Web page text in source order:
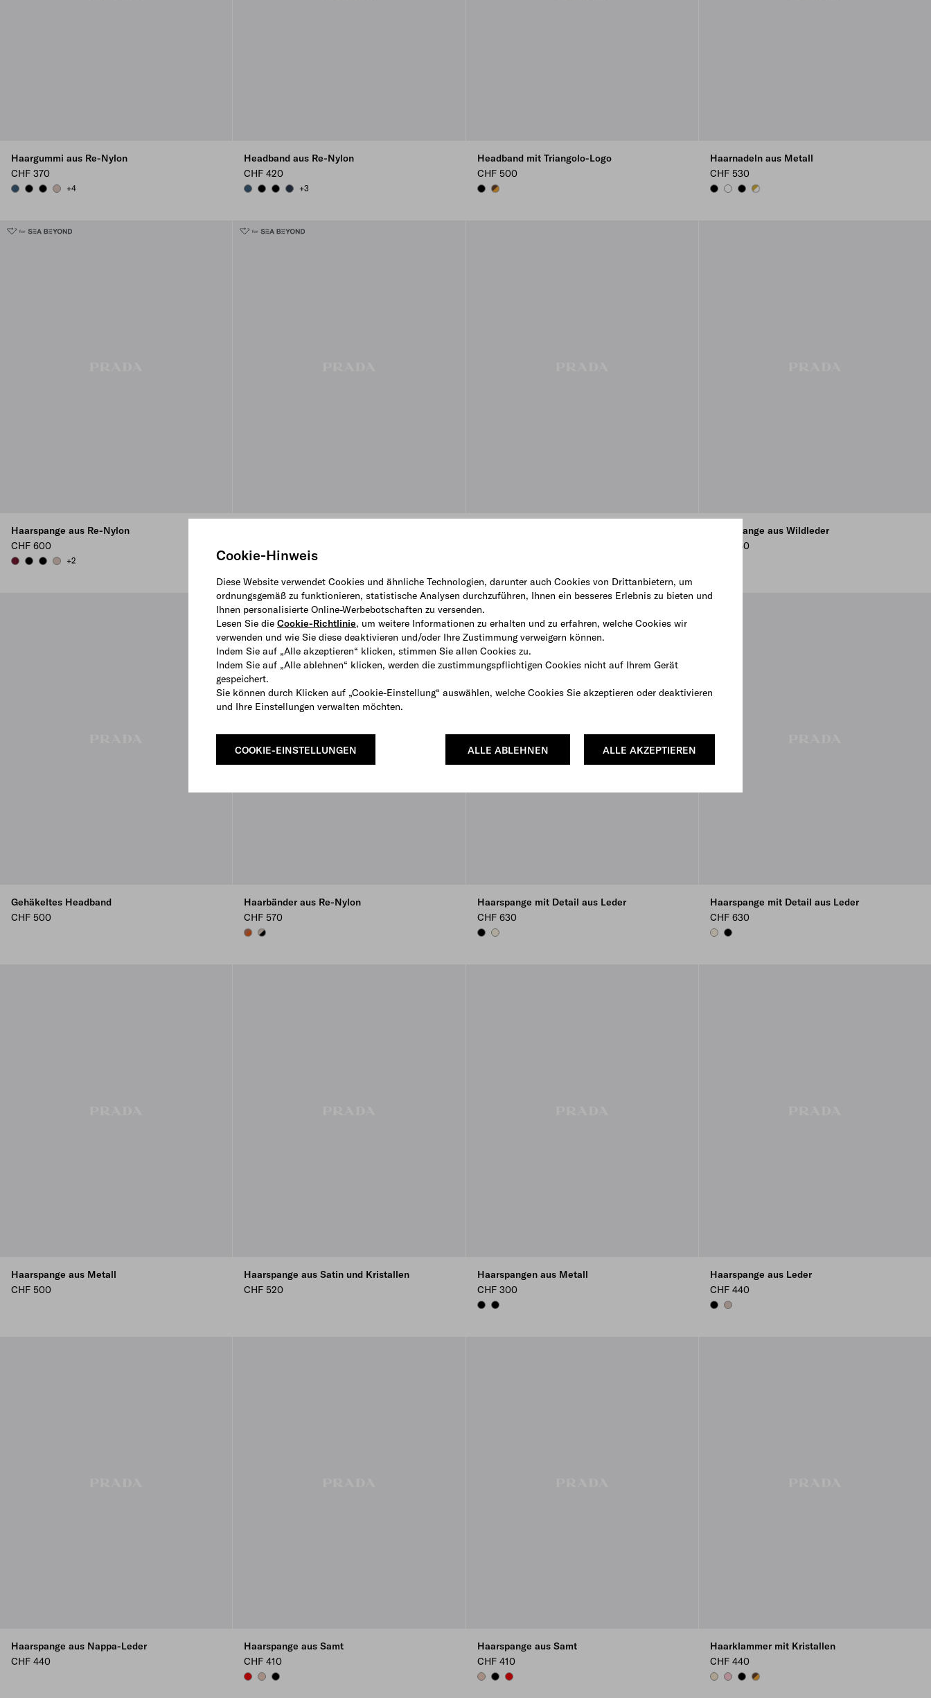
Cookie-Hinweis
Diese Website verwendet Cookies und ähnliche Technologien, darunter auch Cookies von Drittanbietern, um
ordnungsgemäß zu funktionieren, statistische Analysen durchzuführen, Ihnen ein besseres Erlebnis zu bieten und
Ihnen personalisierte Online-Werbebotschaften zu versenden.
Lesen Sie die Cookie-Richtlinie, um weitere Informationen zu erhalten und zu erfahren, welche Cookies wir
verwenden und wie Sie diese deaktivieren und/oder Ihre Zustimmung verweigern können.
Indem Sie auf „Alle akzeptieren“ klicken, stimmen Sie allen Cookies zu.
Indem Sie auf „Alle ablehnen“ klicken, werden die zustimmungspflichtigen Cookies nicht auf Ihrem Gerät
gespeichert.
Sie können durch Klicken auf „Cookie-Einstellung“ auswählen, welche Cookies Sie akzeptieren oder deaktivieren
und Ihre Einstellungen verwalten möchten.
ALLE AKZEPTIEREN
ALLE ABLEHNEN
COOKIE-EINSTELLUNGEN
Haargummi aus Re-Nylon
CHF 370
AVIATION BLUE
BLACKBLACKCAMEO BEIGE
+4
Headband aus Re-Nylon
CHF 420
AVIATION BLUE
BLACKBLACKBALTICLUE
+3
Headband mit Triangolo-Logo
CHF 500
BLACKHONEY/TORTOISESHELL
Haarnadeln aus Metall
CHF 530
BLACKWHITEBLACKWHITE
Haarspange aus Re-Nylon
CHF 600
BURGUNDY
BLACKBLACKCAMEO BEIGE
+2 BURGUNDY
BLACKBLACKCAMEO BEIGE
+4
Haarspange aus Wildleder
CHF 580
Gehäkeltes Headband
CHF 500
Haarbänder aus Re-Nylon
CHF 570
PAPAYA/BURNT SIENNA
BLACK/CAMEO
Haarspange mit Detail aus Leder
CHF 630
BLACKVANILLA
Haarspange mit Detail aus Leder
CHF 630
VANILLA
BLACK
Haarspange aus Metall
CHF 500
Haarspange aus Satin und Kristallen
CHF 520
Haarspangen aus Metall
CHF 300
BLACKBLACK
Haarspange aus Leder
CHF 440
BLACKCAMEO
Haarspange aus Nappa-Leder
CHF 440
Haarspange aus Samt
CHF 410
REDOPALBLACK
Haarspange aus Samt
CHF 410
OPALBLACK
RED
Haarklammer mit Kristallen
CHF 440
IVORYPETAL PINK
BLACKHONEY/TORTOISESHELL